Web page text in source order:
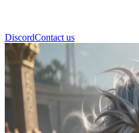
DiscordContact us